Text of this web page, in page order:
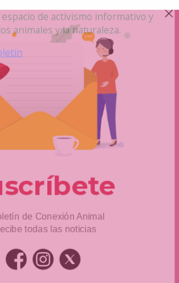
de activismo informativo y
animales y la naturaleza.